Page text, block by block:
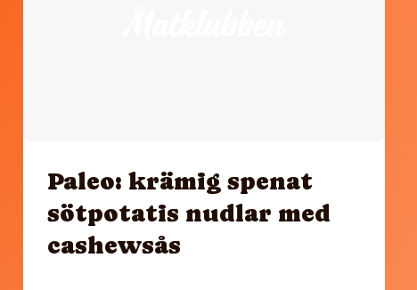
Paleo: krämig spenat
sötpotatis nudlar med
cashewsås